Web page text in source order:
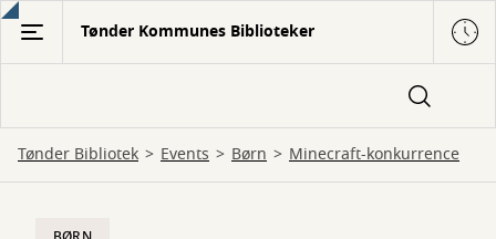
Gå
hovedindhold
Tønder Kommunes Biblioteker
Tønder Bibliotek Events Børn Minecraft-konkurrence